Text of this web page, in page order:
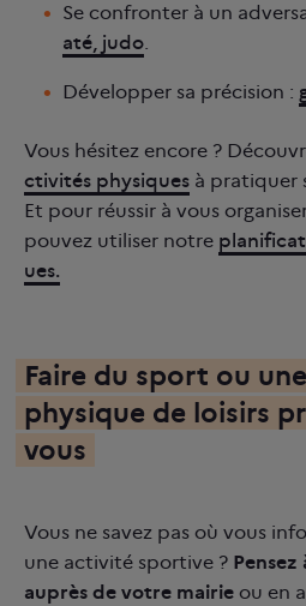
Se confronter à un
até, judo.
Développer sa précision :
Vous hésitez encore ?
ctivités physiques à pratiquer
Et pour réussir à vous
pouvez utiliser notre
ues.
Faire du sport ou
physique de loisirs pr
vous
Vous ne savez pas où vous
une activité sportive ? Pensez
auprès de votre mairie ou en